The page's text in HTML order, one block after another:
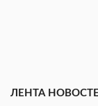
ЛЕНТА